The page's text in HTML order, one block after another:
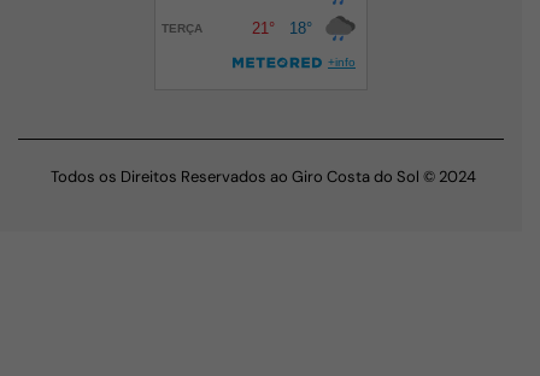
Todos os Direitos Reservados ao Giro Costa do Sol © 2024